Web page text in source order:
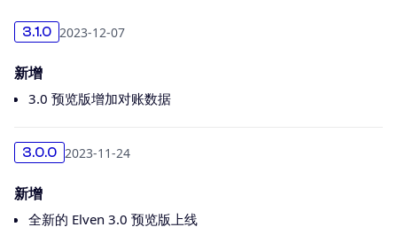
3.1.0 2023-12-07
新增
3.0 预览版增加对账数据
3.0.0 2023-11-24
新增
全新的 Elven 3.0 预览版上线